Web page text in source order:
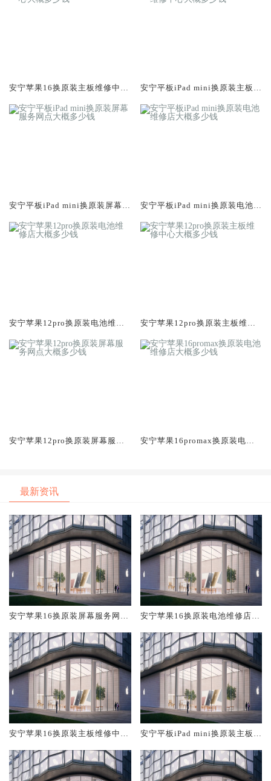
安宁苹果16换原装主板维修中心
安宁平板iPad mini换原装主板维
安宁平板iPad mini换原装屏幕服
安宁平板iPad mini换原装电池维
安宁苹果12pro换原装电池维修
安宁苹果12pro换原装主板维修
安宁苹果12pro换原装屏幕服务
安宁苹果16promax换原装电池
最新资讯
安宁苹果16换原装屏幕服务网点
安宁苹果16换原装电池维修店大
安宁苹果16换原装主板维修中心
安宁平板iPad mini换原装主板维